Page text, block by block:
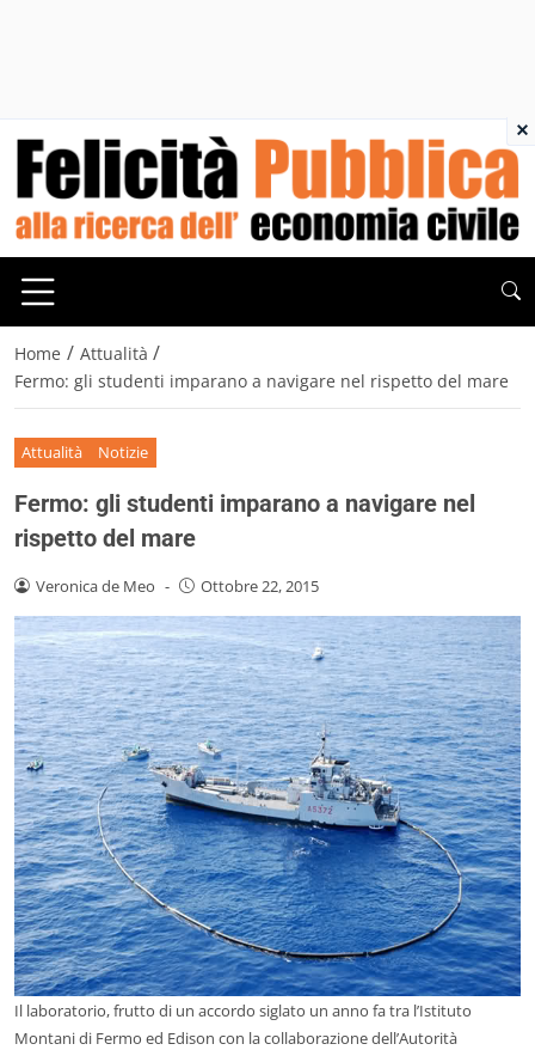
Home / Attualità /
Fermo: gli studenti imparano a navigare nel rispetto del mare
Attualità Notizie
Fermo: gli studenti imparano a navigare nel
rispetto del mare
Veronica de Meo - Ottobre 22, 2015
Il laboratorio, frutto di un accordo siglato un anno fa tra l’Istituto
Montani di Fermo ed Edison con la collaborazione dell’Autorità
×